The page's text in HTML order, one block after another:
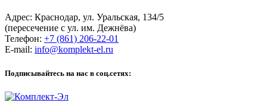
Адрес: Краснодар, ул. Уральская, 134/5
(пересечение с ул. им. Дежнёва)
Телефон: +7 (861) 206-22-01
E-mail: info@komplekt-el.ru
Подписывайтесь на нас в соц.сетях: